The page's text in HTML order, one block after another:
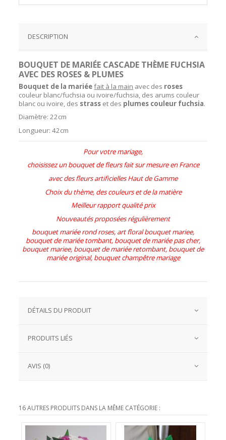
DESCRIPTION
BOUQUET DE MARIÉE CASCADE THÈME FUCHSIA
AVEC DES ROSES & PLUMES
Bouquet de la mariéefait à la main avec des roses
couleur blanc/fuchsia ou ivoire/fuchsia, des arums couleur
blanc ou ivoire, des strass et des plumes couleur fuchsia.
Diamètre: 22cm
Longueur: 42cm
Pour votre mariage,
choisissez un bouquet de fleurs fait sur mesure en France
avec des fleurs artificielles Haut de Gamme
Choix du thème, des couleurs et de la matière
Meilleur rapport qualité prix
Nouveautés proposées régulièrement
bouquet mariée rond roses, art floral bouquet mariee,
bouquet de mariée tombant, bouquet de mariée pas cher,
bouquet mariee, bouquet de mariée retombant, bouquet de
mariée original, bouquet champêtre mariage
DÉTAILS DU PRODUIT
PRODUITS LIÉS
AVIS (0)
16 AUTRES PRODUITS DANS LA MÊME CATÉGORIE :